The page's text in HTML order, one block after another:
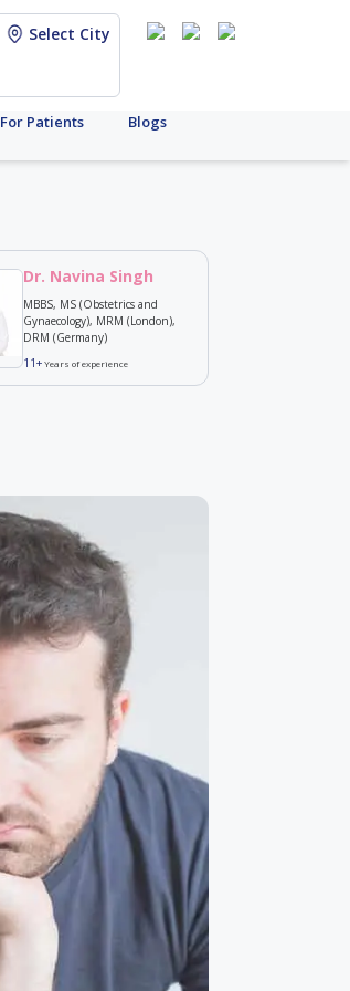
Select City
For Patients Blogs
Dr. Navina Singh
MBBS, MS (Obstetrics and
Gynaecology), MRM (London),
DRM (Germany)
11+Years of experience